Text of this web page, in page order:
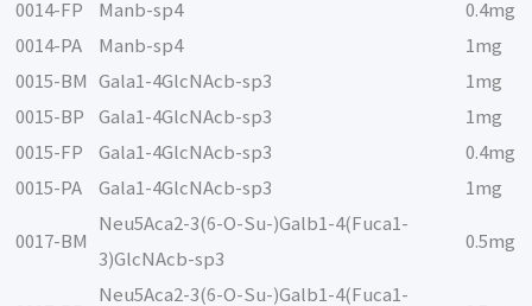
0014-FP
Manb-sp4
0.4mg
0014-PA
Manb-sp4
1mg
0015-BM
Gala1-4GlcNAcb-sp3
1mg
0015-BP
Gala1-4GlcNAcb-sp3
1mg
0015-FP
Gala1-4GlcNAcb-sp3
0.4mg
0015-PA
Gala1-4GlcNAcb-sp3 1mg
0017-BM
Neu5Aca2-3(6-O-Su-)Galb1-4(Fuca1-
3)GlcNAcb-sp3
0.5mg
Neu5Aca2-3(6-O-Su-)Galb1-4(Fuca1-